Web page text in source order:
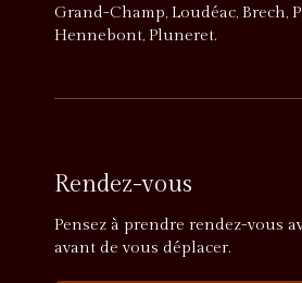
Grand-Champ, Loudéac, Brech,
Hennebont, Pluneret.
Rendez-vous
Pensez à prendre rendez-vous
avant de vous déplacer.